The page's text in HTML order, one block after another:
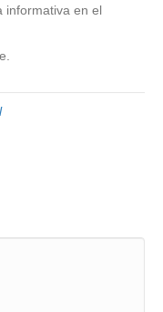
informativa en el